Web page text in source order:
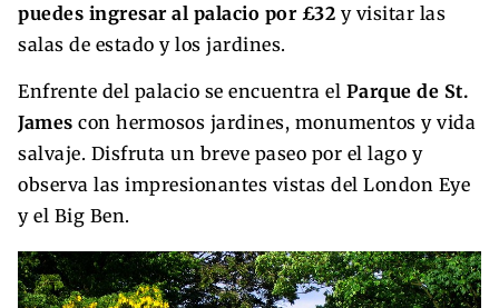
puedes ingresar al palacio por £32 y visitar las
salas de estado y los jardines.
Enfrente del palacio se encuentra el Parque de St.
James con hermosos jardines, monumentos y vida
salvaje. Disfruta un breve paseo por el lago y
observa las impresionantes vistas del London Eye
y el Big Ben.